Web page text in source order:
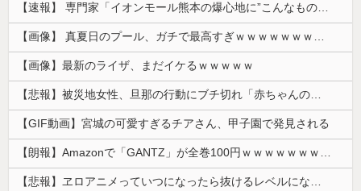
【速報】 専門家「イオンモール熊本の爆心地に”こんなもの”があったんだけど…」
【画像】 真夏日のプール、ガチで最高すぎｗｗｗｗｗｗｗｗｗｗ
【画像】最新のライザ、まだイケるｗｗｗｗｗ
【悲報】被災地女性、旦那の行動にブチ切れ「赤ちゃんのミルクを勝手に別の女に譲った。離婚するつもりです」これ誰が悪いの？？？？
【GIF動画】宮城の可愛すぎるチアさん、甲子園で発見される
【朗報】Amazonで「GANTZ」が全巻100円ｗｗｗｗｗｗｗｗｗｗ
【悲報】ヱロアニメっていつになったら抜けるレベルになるんや？ｗｗｗｗｗ